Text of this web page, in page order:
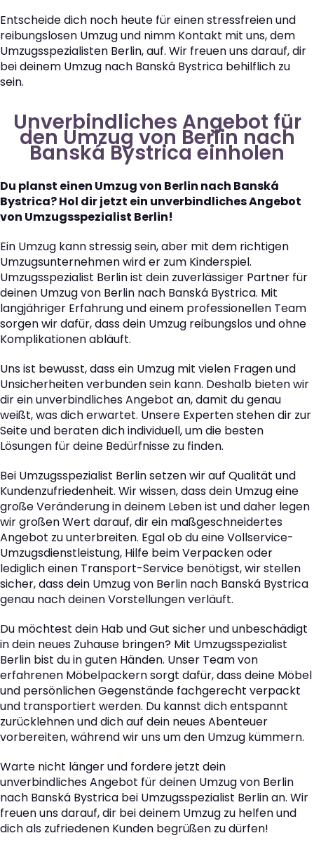
Entscheide dich noch heute für einen stressfreien und
reibungslosen Umzug und nimm Kontakt mit uns, dem
Umzugsspezialisten Berlin, auf. Wir freuen uns darauf, dir
bei deinem Umzug nach Banská Bystrica behilflich zu
sein.
Unverbindliches Angebot für
den Umzug von Berlin nach
Banská Bystrica einholen
Du planst einen Umzug von Berlin nach Banská
Bystrica? Hol dir jetzt ein unverbindliches Angebot
von Umzugsspezialist Berlin!
Ein Umzug kann stressig sein, aber mit dem richtigen
Umzugsunternehmen wird er zum Kinderspiel.
Umzugsspezialist Berlin ist dein zuverlässiger Partner für
deinen Umzug von Berlin nach Banská Bystrica. Mit
langjähriger Erfahrung und einem professionellen Team
sorgen wir dafür, dass dein Umzug reibungslos und ohne
Komplikationen abläuft.
Uns ist bewusst, dass ein Umzug mit vielen Fragen und
Unsicherheiten verbunden sein kann. Deshalb bieten wir
dir ein unverbindliches Angebot an, damit du genau
weißt, was dich erwartet. Unsere Experten stehen dir zur
Seite und beraten dich individuell, um die besten
Lösungen für deine Bedürfnisse zu finden.
Bei Umzugsspezialist Berlin setzen wir auf Qualität und
Kundenzufriedenheit. Wir wissen, dass dein Umzug eine
große Veränderung in deinem Leben ist und daher legen
wir großen Wert darauf, dir ein maßgeschneidertes
Angebot zu unterbreiten. Egal ob du eine Vollservice-
Umzugsdienstleistung, Hilfe beim Verpacken oder
lediglich einen Transport-Service benötigst, wir stellen
sicher, dass dein Umzug von Berlin nach Banská Bystrica
genau nach deinen Vorstellungen verläuft.
Du möchtest dein Hab und Gut sicher und unbeschädigt
in dein neues Zuhause bringen? Mit Umzugsspezialist
Berlin bist du in guten Händen. Unser Team von
erfahrenen Möbelpackern sorgt dafür, dass deine Möbel
und persönlichen Gegenstände fachgerecht verpackt
und transportiert werden. Du kannst dich entspannt
zurücklehnen und dich auf dein neues Abenteuer
vorbereiten, während wir uns um den Umzug kümmern.
Warte nicht länger und fordere jetzt dein
unverbindliches Angebot für deinen Umzug von Berlin
nach Banská Bystrica bei Umzugsspezialist Berlin an. Wir
freuen uns darauf, dir bei deinem Umzug zu helfen und
dich als zufriedenen Kunden begrüßen zu dürfen!